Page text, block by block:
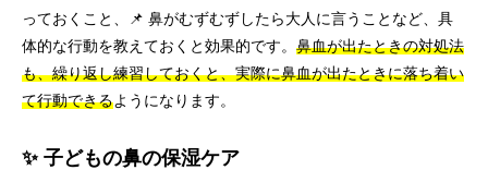
っておくこと、📌 鼻がむずむずしたら大人に言うことなど、具
体的な行動を教えておくと効果的です。 鼻血が出たときの対処法
も、繰り返し練習しておくと、実際に鼻血が出たときに落ち着い
て行動できるようになります。
✨ 子どもの鼻の保湿ケア